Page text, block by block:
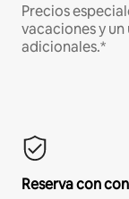
Precios
vacaciones y
adicionales.*
Reserva con